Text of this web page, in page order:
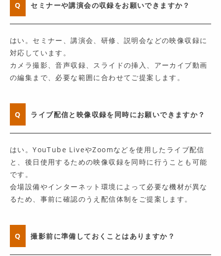
Q セミナーや講演会の収録をお願いできますか？
はい。セミナー、講演会、研修、説明会などの映像収録に
対応しています。
カメラ撮影、音声収録、スライドの挿入、アーカイブ動画
の編集まで、必要な範囲に合わせてご提案します。
Q ライブ配信と映像収録を同時にお願いできますか？
はい。YouTube LiveやZoomなどを使用したライブ配信
と、後日使用するための映像収録を同時に行うことも可能
です。
会場設備やインターネット環境によって必要な機材が異な
るため、事前に確認のうえ配信体制をご提案します。
Q 撮影前に準備しておくことはありますか？